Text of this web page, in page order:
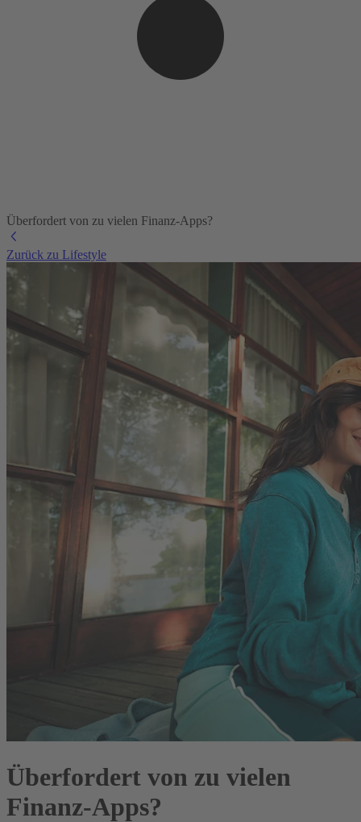
Überfordert von zu vielen Finanz-Apps?
Zurück zu Lifestyle
Überfordert von zu vielen
Finanz-Apps?